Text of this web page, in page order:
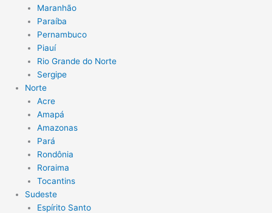
Maranhão
Paraíba
Pernambuco
Piauí
Rio Grande do Norte
Sergipe
Norte
Acre
Amapá
Amazonas
Pará
Rondônia
Roraima
Tocantins
Sudeste
Espírito Santo